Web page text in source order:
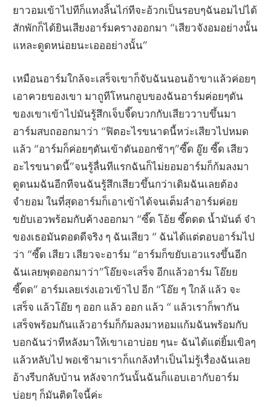
ยาวอมเข้าไปทีก็แทงลิ้นไก่ทีจะอ้วกเป็นรอบๆฉันอมไปได้
สักพักก็ได้ยินเสียงอาร์มครางออกมา “เสียวจังอมอย่างนั้น
แหละดูดหน่อยนะเอออย่างนั้น”
เหมือนอาร์มใกล้จะเสร็จเขาก็จับฉันนอนอ้าขาแล้วค่อยๆ
เอาควยของเขา มาถูทีโหนกอูบของฉันอาร์มค่อยๆดัน
ของเขาเข้าไปมันรู้สึกเจ็บจี๊ดบวกกับเสียววาบขึ้นมา
อาร์มสบถออกมาว่า “ฟิตอะไรขนาดนี้หว่ะเสียวไปหมด
แล้ว “อาร์มก็ค่อยๆดันเข้าดันออกช้าๆ”ซี๊ด อู๊ย ซี๊ด เสียว
อะไรขนาดนี้”จนรู้ลื่นทีแรกฉันก็ไม่ยอมอาร์มก็ก้มลงมา
ดูดนมฉันอีกทีจนฉันรู้สึกเสียวขึ้นกว่าเดิมฉันเลยต้อง
จำยอม ในที่สุดอาร์มก็เอาเข้าได้จนเต็มลำอาร์มค่อย
ขยับเอวพร้อมกับค้างออกมา “ซี๊ด โอ้ย ซี๊ดดด น้ำมันต์ จ๋า
ของเธอมันตอดดีจริง ๆ ฉันเสียว “ ฉันได้แต่ตอบอาร์มไป
ว่า “ซี๊ด เสียว เสียวจะอาร์ม “อาร์มก็ขยับเอวแรงขึ้นอีก
ฉันเลยพุดออกมาว่า”โอ๊ยจะเสร็จ อีกแล้วอาร์ม โอ๊ยย
ซี๊ดด” อาร์มเลยเร่งเอวเข้าไป อีก “โอ๊ย ๆ ใกล้ แล้ว จะ
เสร็จ แล้วโอ๊ย ๆ ออก แล้ว ออก แล้ว “ แล้วเราก็พากัน
เสร็จพร้อมกันแล้วอาร์มก็ก้มลงมาหอมแก้มฉันพร้อมกับ
บอกฉันว่าทีหลังมาให้เขาเอาบ่อย ๆนะ ฉันได้แต่ยิ้มเขิลๆ
แล้วหลับไป พอเช้ามาเราก็แกล้งทำเป็นไม่รู้เรื่องฉันเลย
อ้างรีบกลับบ้าน หลังจากวันนั้นฉันก็แอบเอากับอาร์ม
บ่อยๆ ก็มันติดใจนี้ค่ะ